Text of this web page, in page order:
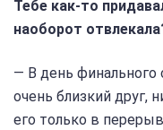
Тебе как-то
наоборот
— В день финального
очень близкий друг,
его только в